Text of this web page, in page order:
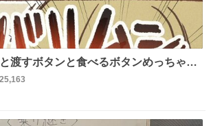
渡すボタンと食べるボタンめっちゃ間
25,163